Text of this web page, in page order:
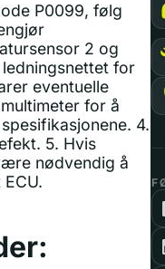
P0099, følg
2 og
for
eventuelle
for å
4.
5. Hvis
nødvendig å